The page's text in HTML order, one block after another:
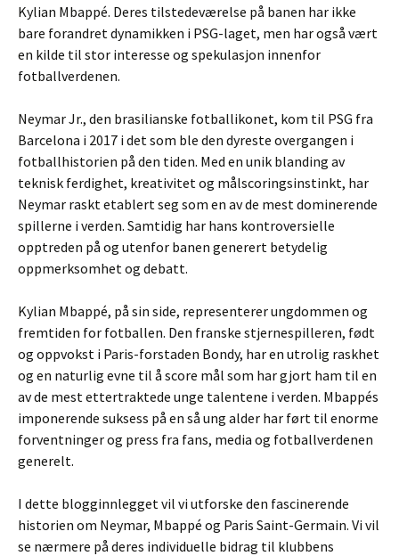
Kylian Mbappé. Deres tilstedeværelse på banen har ikke
bare forandret dynamikken i PSG-laget, men har også vært
en kilde til stor interesse og spekulasjon innenfor
fotballverdenen.
Neymar Jr., den brasilianske fotballikonet, kom til PSG fra
Barcelona i 2017 i det som ble den dyreste overgangen i
fotballhistorien på den tiden. Med en unik blanding av
teknisk ferdighet, kreativitet og målscoringsinstinkt, har
Neymar raskt etablert seg som en av de mest dominerende
spillerne i verden. Samtidig har hans kontroversielle
opptreden på og utenfor banen generert betydelig
oppmerksomhet og debatt.
Kylian Mbappé, på sin side, representerer ungdommen og
fremtiden for fotballen. Den franske stjernespilleren, født
og oppvokst i Paris-forstaden Bondy, har en utrolig raskhet
og en naturlig evne til å score mål som har gjort ham til en
av de mest ettertraktede unge talentene i verden. Mbappés
imponerende suksess på en så ung alder har ført til enorme
forventninger og press fra fans, media og fotballverdenen
generelt.
I dette blogginnlegget vil vi utforske den fascinerende
historien om Neymar, Mbappé og Paris Saint-Germain. Vi vil
se nærmere på deres individuelle bidrag til klubbens